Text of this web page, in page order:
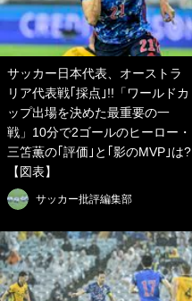
サッカー日本代表、オーストラ
リア代表戦｢採点｣!!「ワールドカ
ップ出場を決めた最重要の一
戦」10分で2ゴールのヒーロー・
三笘薫の｢評価｣と｢影のMVP｣は?
【図表】
サッカー批評編集部